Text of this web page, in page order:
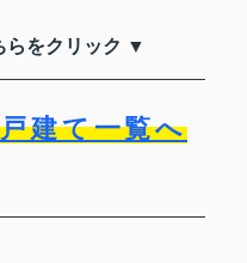
らをクリック ▼
建て一覧へ